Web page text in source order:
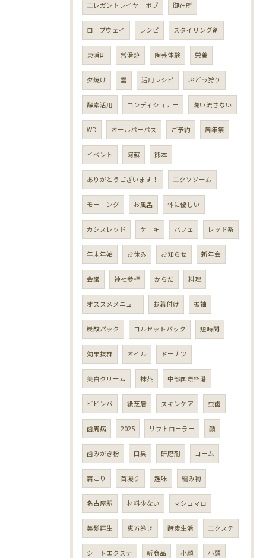
エレガントレイヤーボブ 御在所
ロープウェイ レシピ スタイリング剤
東浦町 常滑焼 陶芸体験 栄養
夕焼け 雲 活用レシピ ぶどう狩り
酵素活用 コンディショナー 洗い流さない
WD オールパーパス ご予約 周年祭
イベント 阿蘇 熊本
ありがとうございます！ エクソソーム
モーニング お風呂 体に優しい
カシスレッド ケーキ パフェ レッド系
年末年始 お休み お知らせ 新年会
会議 神社参拝 からだ 料理
オススメメニュー お着付け 振袖
炭酸パック コルセットパック 短時間
効果抜群 オイル ドーナツ
美白クリーム 抹茶 中部国際空港
ビビンバ 紙芝居 スキンケア 虫歯
歯周病 2025 リフトローラー 顔
歯みがき粉 口臭 研磨剤 コーム
肩こり 首凝り 趣味 編み物
名古屋駅 材料少ない マシュマロ
美髪再生 恵方巻き 酵素生活 エクステ
シートエクステ 新商品 小顔 小頭